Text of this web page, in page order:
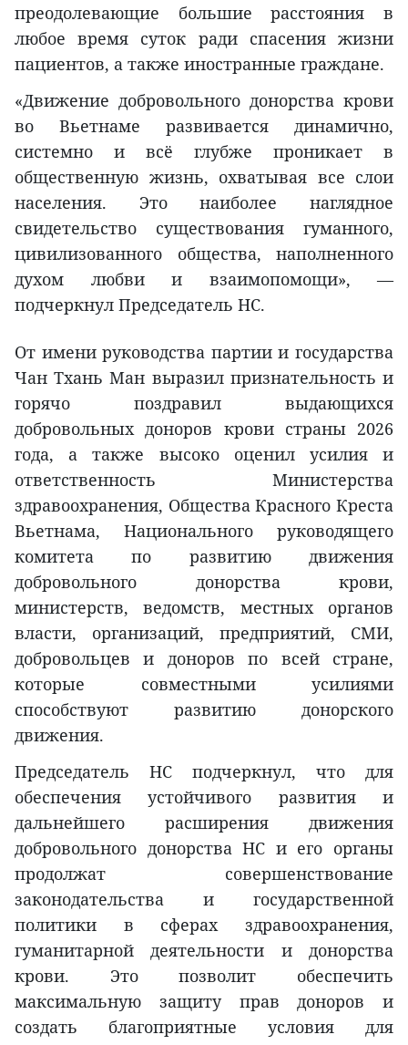
преодолевающие большие расстояния в
любое время суток ради спасения жизни
пациентов, а также иностранные граждане.
«Движение добровольного донорства крови
во Вьетнаме развивается динамично,
системно и всё глубже проникает в
общественную жизнь, охватывая все слои
населения. Это наиболее наглядное
свидетельство существования гуманного,
цивилизованного общества, наполненного
духом любви и взаимопомощи», —
подчеркнул Председатель НС.
От имени руководства партии и государства
Чан Тхань Ман выразил признательность и
горячо поздравил выдающихся
добровольных доноров крови страны 2026
года, а также высоко оценил усилия и
ответственность Министерства
здравоохранения, Общества Красного Креста
Вьетнама, Национального руководящего
комитета по развитию движения
добровольного донорства крови,
министерств, ведомств, местных органов
власти, организаций, предприятий, СМИ,
добровольцев и доноров по всей стране,
которые совместными усилиями
способствуют развитию донорского
движения.
Председатель НС подчеркнул, что для
обеспечения устойчивого развития и
дальнейшего расширения движения
добровольного донорства НС и его органы
продолжат совершенствование
законодательства и государственной
политики в сферах здравоохранения,
гуманитарной деятельности и донорства
крови. Это позволит обеспечить
максимальную защиту прав доноров и
создать благоприятные условия для